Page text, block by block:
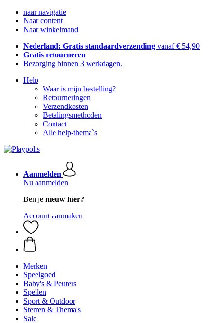
naar navigatie
Naar content
Naar winkelmand
Nederland: Gratis standaardverzending vanaf € 54,90
Gratis retourneren
Bezorging binnen 3 werkdagen.
Help
Waar is mijn bestelling?
Retourneringen
Verzendkosten
Betalingsmethoden
Contact
Alle help-thema`s
Aanmelden
Nu aanmelden
Ben je nieuw hier?
Account aanmaken
Merken
Speelgoed
Baby's & Peuters
Spellen
Sport & Outdoor
Sterren & Thema's
Sale